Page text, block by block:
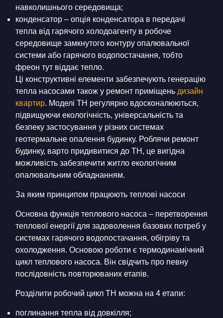
навколишнього середовища;
конденсатор – опція конденсатора в передачі
тепла від гарячого холодоагенту в робоче
середовище замкнутого контуру опалювальної
системи або гарячого водопостачання, тобто
фреон тут віддає тепло.
Ці конструктивні елементи забезпечують генерацію
тепла насосами також у ремонт приміщеньдизайн
квартир. Моделі ТН регулярно вдосконалюються,
підвищуючи екологічність, універсальність та
безпеку застосування у різних системах
геотермальне опалення будинку. Роблячи ремонт
будинку, варто придивитися до ТН, це вигідна
можливість забезпечити житло екологічним
опалювальним обладнанням.
За яким принципом працюють теплові насоси
Основна функція теплового насоса – перетворення
теплової енергії для задоволення базових потреб у
системах гарячого водопостачання, обігріву та
охолодження. Основою роботи є термодинамічний
цикл теплового насоса. Він свідчить про певну
послідовність повторюваних етапів.
Розділити робочий цикл ТН можна на 4 етапи:
поглинання тепла від довкілля;